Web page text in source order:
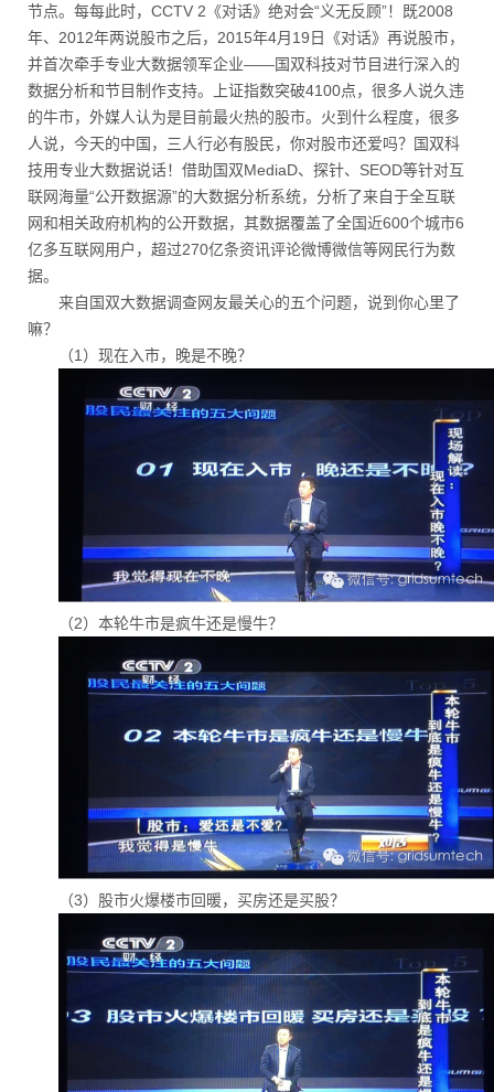
节点。每每此时，CCTV 2《对话》绝对会“义无反顾”！既2008
年、2012年两说股市之后，2015年4月19日《对话》再说股市，
并首次牵手专业大数据领军企业——国双科技对节目进行深入的
数据分析和节目制作支持。上证指数突破4100点，很多人说久违
的牛市，外媒人认为是目前最火热的股市。火到什么程度，很多
人说，今天的中国，三人行必有股民，你对股市还爱吗？国双科
技用专业大数据说话！借助国双MediaD、探针、SEOD等针对互
联网海量“公开数据源”的大数据分析系统，分析了来自于全互联
网和相关政府机构的公开数据，其数据覆盖了全国近600个城市6
亿多互联网用户，超过270亿条资讯评论微博微信等网民行为数
据。
来自国双大数据调查网友最关心的五个问题，说到你心里了
嘛？
（1）现在入市，晚是不晚？
（2）本轮牛市是疯牛还是慢牛？
（3）股市火爆楼市回暖，买房还是买股？